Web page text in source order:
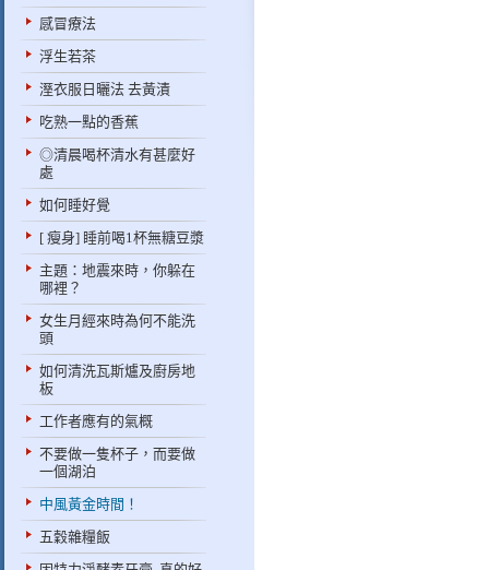
感冒療法
浮生若茶
溼衣服日曬法 去黃漬
吃熟一點的香蕉
◎清晨喝杯清水有甚麼好
處
如何睡好覺
[ 瘦身] 睡前喝1杯無糖豆漿
主題：地震來時，你躲在
哪裡？
女生月經來時為何不能洗
頭
如何清洗瓦斯爐及廚房地
板
工作者應有的氣概
不要做一隻杯子，而要做
一個湖泊
中風黃金時間！
五穀雜糧飯